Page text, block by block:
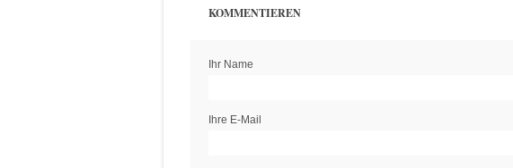
KOMMENTIEREN
Ihr Name
Ihre E-Mail